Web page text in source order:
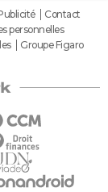
Contact
personnelles
Groupe Figaro